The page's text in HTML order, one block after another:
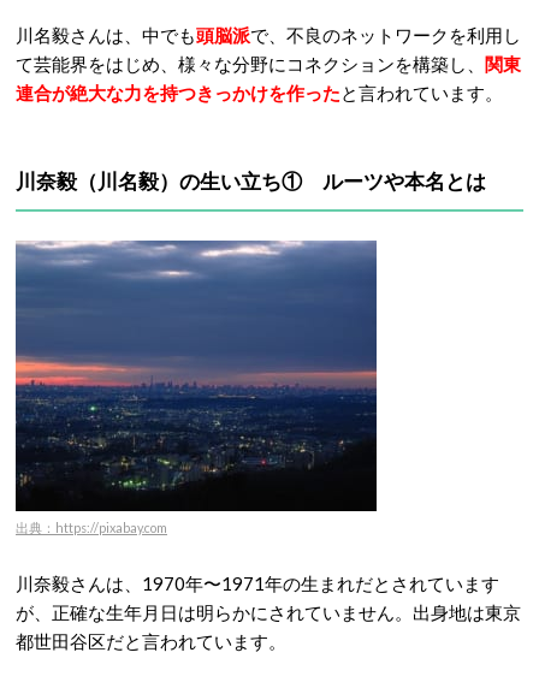
川名毅さんは、中でも頭脳派で、不良のネットワークを利用し
て芸能界をはじめ、様々な分野にコネクションを構築し、 関東
連合が絶大な力を持つきっかけを作ったと言われています。
川奈毅（川名毅）の生い立ち① ルーツや本名とは
出典：https://pixabay.com
川奈毅さんは、1970年〜1971年の生まれだとされています
が、正確な生年月日は明らかにされていません。出身地は東京
都世田谷区だと言われています。